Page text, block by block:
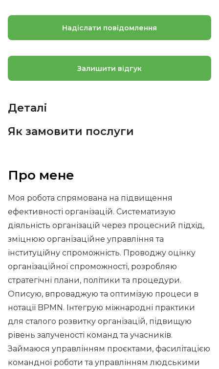
Про мене
Моя робота спрямована на підвищення
ефективності організацій. Систематизую
діяльність організацій через процесний підхід,
зміцнюю організаційне управління та
інституційну спроможність. Проводжу оцінку
організаційної спроможності, розробляю
стратегічні плани, політики та процедури.
Описую, впроваджую та оптимізую процеси в
нотації BPMN. Інтегрую міжнародні практики
для сталого розвитку організацій, підвищую
рівень залученості команд та учасників.
Займаюся управлінням проєктами, фасилітацією
командної роботи та управлінням людськими
Надіслати повідомлення
Залишити відгук
Деталі
Як замовити послуги